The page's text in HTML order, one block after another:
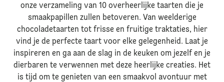
onze verzameling van 10 overheerlijke taarten die je
smaakpapillen zullen betoveren. Van weelderige
chocoladetaarten tot frisse en fruitige traktaties, hier
vind je de perfecte taart voor elke gelegenheid. Laat je
inspireren en ga aan de slag in de keuken om jezelf en je
dierbaren te verwennen met deze heerlijke creaties. Het
is tijd om te genieten van een smaakvol avontuur met